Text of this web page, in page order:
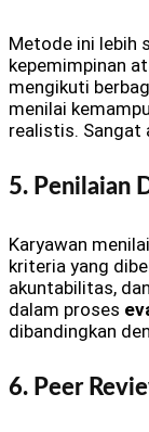
Metode ini lebih
kepemimpinan
mengikuti
menilai
realistis. Sangat
5. Penilaian
Karyawan
kriteria yang
akuntabilitas,
dalam proses
dibandingkan
6. Peer